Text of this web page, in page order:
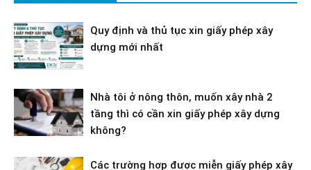
Quy định và thủ tục xin giấy phép xây
dựng mới nhất
Nhà tôi ở nông thôn, muốn xây nhà 2
tầng thì có cần xin giấy phép xây dựng
không?
Các trường hợp được miễn giấy phép xây